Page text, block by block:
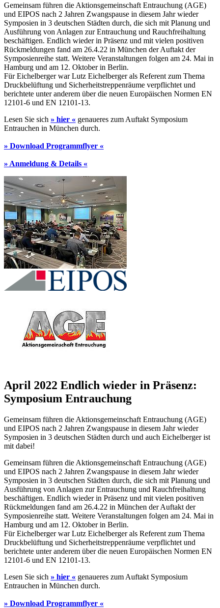
Gemeinsam führen die Aktionsgemeinschaft Entrauchung (AGE)
und EIPOS nach 2 Jahren Zwangspause in diesem Jahr wieder
Symposien in 3 deutschen Städten durch, die sich mit Planung und
Ausführung von Anlagen zur Entrauchung und Rauchfreihaltung
beschäftigen. Endlich wieder in Präsenz und mit vielen positiven
Rückmeldungen fand am 26.4.22 in München der Auftakt der
Symposienreihe statt. Weitere Veranstaltungen folgen am 24. Mai in
Hamburg und am 12. Oktober in Berlin.
Für Eichelberger war Lutz Eichelberger als Referent zum Thema
Druckbelüftung und Sicherheitstreppenräume verpflichtet und
berichtete unter anderem über die neuen Europäischen Normen EN
12101-6 und EN 12101-13.
Lesen Sie sich » hier « genaueres zum Auftakt Symposium
Entrauchen in München durch.
» Download Programmflyer «
» Anmeldung & Details «
April 2022 Endlich wieder in Präsenz:
Symposium Entrauchung
Gemeinsam führen die Aktionsgemeinschaft Entrauchung (AGE)
und EIPOS nach 2 Jahren Zwangspause in diesem Jahr wieder
Symposien in 3 deutschen Städten durch und auch Eichelberger ist
mit dabei!
Gemeinsam führen die Aktionsgemeinschaft Entrauchung (AGE)
und EIPOS nach 2 Jahren Zwangspause in diesem Jahr wieder
Symposien in 3 deutschen Städten durch, die sich mit Planung und
Ausführung von Anlagen zur Entrauchung und Rauchfreihaltung
beschäftigen. Endlich wieder in Präsenz und mit vielen positiven
Rückmeldungen fand am 26.4.22 in München der Auftakt der
Symposienreihe statt. Weitere Veranstaltungen folgen am 24. Mai in
Hamburg und am 12. Oktober in Berlin.
Für Eichelberger war Lutz Eichelberger als Referent zum Thema
Druckbelüftung und Sicherheitstreppenräume verpflichtet und
berichtete unter anderem über die neuen Europäischen Normen EN
12101-6 und EN 12101-13.
Lesen Sie sich » hier « genaueres zum Auftakt Symposium
Entrauchen in München durch.
» Download Programmflyer «